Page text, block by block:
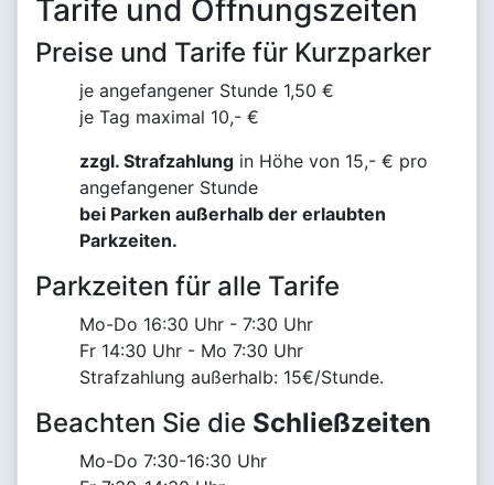
Tarife und Öffnungszeiten
Preise und Tarife für Kurzparker
je angefangener Stunde 1,50 €
je Tag maximal 10,- €
zzgl. Strafzahlung in Höhe von 15,- € pro
angefangener Stunde
bei Parken außerhalb der erlaubten
Parkzeiten.
Parkzeiten für alle Tarife
Mo-Do 16:30 Uhr - 7:30 Uhr
Fr 14:30 Uhr - Mo 7:30 Uhr
Strafzahlung außerhalb: 15€/Stunde.
Beachten Sie die Schließzeiten
Mo-Do 7:30-16:30 Uhr